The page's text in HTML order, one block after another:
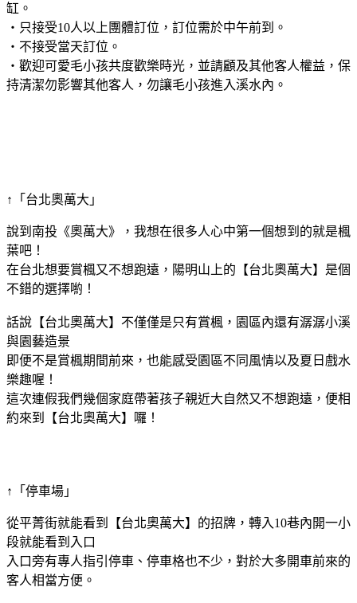
缸。
・只接受10人以上團體訂位，訂位需於中午前到。
・不接受當天訂位。
・歡迎可愛毛小孩共度歡樂時光，並請顧及其他客人權益，保
持清潔勿影響其他客人，勿讓毛小孩進入溪水內。
↑「台北奧萬大」
說到南投《奧萬大》，我想在很多人心中第一個想到的就是楓
葉吧！
在台北想要賞楓又不想跑遠，陽明山上的【台北奧萬大】是個
不錯的選擇喲！
話說【台北奧萬大】不僅僅是只有賞楓，園區內還有潺潺小溪
與園藝造景
即便不是賞楓期間前來，也能感受園區不同風情以及夏日戲水
樂趣喔！
這次連假我們幾個家庭帶著孩子親近大自然又不想跑遠，便相
約來到【台北奧萬大】囉！
↑「停車場」
從平菁街就能看到【台北奧萬大】的招牌，轉入10巷內開一小
段就能看到入口
入口旁有專人指引停車、停車格也不少，對於大多開車前來的
客人相當方便。